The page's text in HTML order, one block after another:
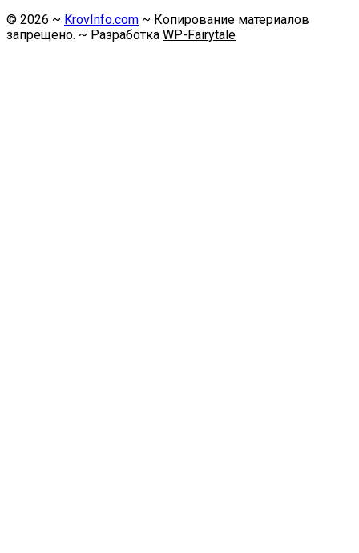
© 2026 ~ KrovInfo.com ~ Копирование материалов
запрещено. ~ Разработка WP-Fairytale